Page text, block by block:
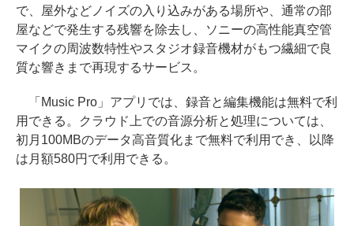
で、屋外などノイズの入り込みがある場所や、通常の部
屋などで発生する残響を除去し、ソニーの高性能真空管
マイクの周波数特性やスタジオ録音機材がもつ繊細で良
質な響きまで再現するサービス。
「Music Pro」アプリでは、録音と編集機能は無料で利
用できる。クラウド上での音源分析と処理については、
初月100MBのデータ高音質化まで無料で利用でき、以降
は月額580円で利用できる。